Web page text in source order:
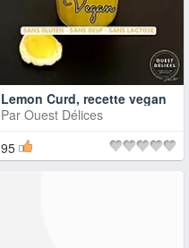
Lemon Curd, recette vegan
Par Ouest Délices
95